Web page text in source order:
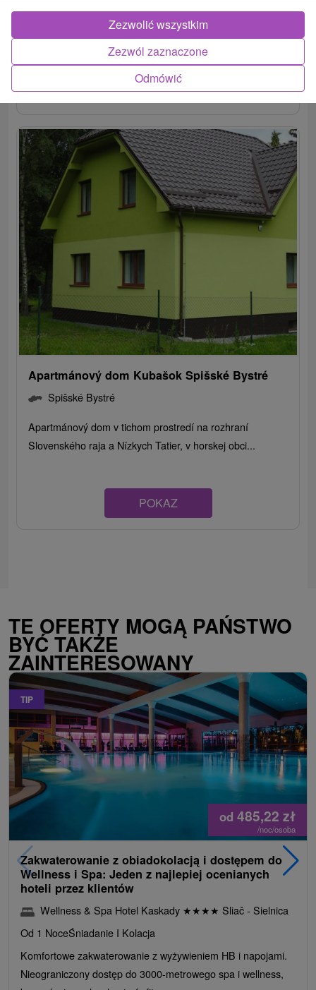
Apartmány sa nachádzajú v malebnej obci Spišské
Bystré, len 10 km od mesta Poprad. Celoročné...
POKAZ
Apartmánový dom Kubašok Spišské Bystré
Spišské Bystré
Apartmánový dom v tichom prostredí na rozhraní
Slovenského raja a Nízkych Tatier, v horskej obci...
POKAZ
TE OFERTY MOGĄ PAŃSTWO
BYĆ TAKŻE
ZAINTERESOWANY
TIP
od 485,22 zł
/noc/osoba
Zakwaterowanie z obiadokolacją i dostępem do
Wellness i Spa: Jeden z najlepiej ocenianych
hoteli przez klientów
Wellness & Spa Hotel Kaskady ★★★★ Sliač - Sielnica
Od 1 NoceŚniadanie I Kolacja
Komfortowe zakwaterowanie z wyżywieniem HB i napojami.
Nieograniczony dostęp do 3000-metrowego spa i wellness,
Odmówić
Zezwól zaznaczone
Zezwolić wszystkim